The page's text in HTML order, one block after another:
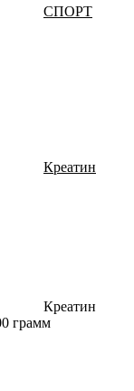
СПОРТ
Креатин
Креатин
грамм